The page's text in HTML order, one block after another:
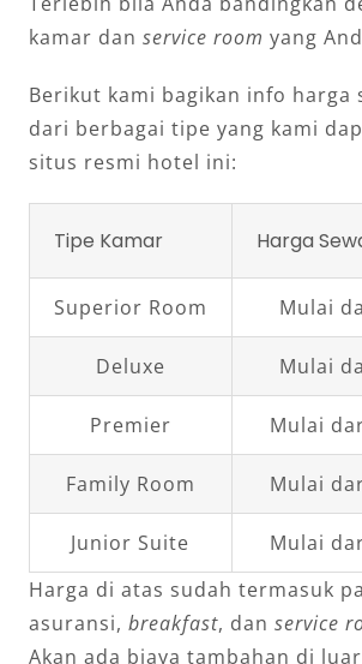
kamar dan service room yang
Berikut kami bagikan info harga
dari berbagai tipe yang kami
situs resmi hotel ini:
Tipe Kamar Harga
Superior Room Mulai
Deluxe Mulai
Premier Mulai
Family Room Mulai
Junior Suite
Mulai
Harga di atas sudah termasuk
asuransi, breakfast, dan service
Akan ada biaya tambahan di